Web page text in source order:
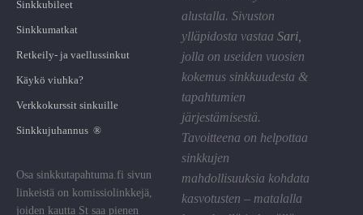
Sinkkubileet
Sinkkumatkat
Retkeily- ja vaellussinkut
Käykö viuhka?
Verkkokurssit sinkuille
Sinkkujuhannus ®
Osa sinkkutapahtuma.fi sivun
linkeistä on komissiolinkkejä,
joiden kautta St saa pienen
alustalla. Sivuston
ylläpidosta vastaa Sari,
jolla on useiden vuosien
kokemus sinkkuudesta &
tapahtumien
järjestämisestä.
Tavoitteena on helpottaa
sinkkujen
mahdollisuuksia kohdata
kasvotusten – matalalla